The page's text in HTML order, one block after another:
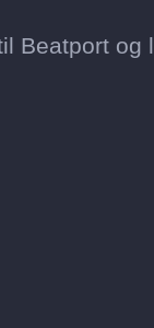
Beatport og